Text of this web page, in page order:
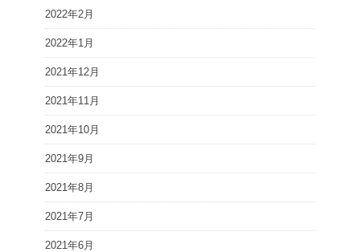
2022年2月
2022年1月
2021年12月
2021年11月
2021年10月
2021年9月
2021年8月
2021年7月
2021年6月